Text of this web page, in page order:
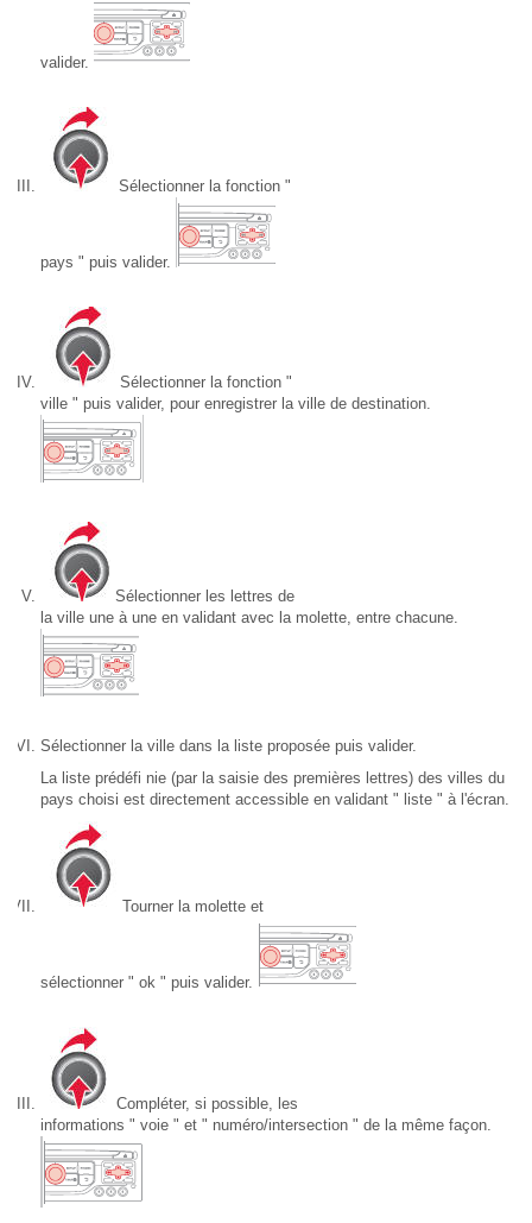
valider.
Sélectionner la fonction "
pays " puis valider.
Sélectionner la fonction "
ville " puis valider, pour enregistrer la ville de destination.
Sélectionner les lettres de
la ville une à une en validant avec la molette, entre chacune.
Sélectionner la ville dans la liste proposée puis valider.
La liste prédéfi nie (par la saisie des premières lettres) des villes du
pays choisi est directement accessible en validant " liste " à l'écran.
Tourner la molette et
sélectionner " ok " puis valider.
Compléter, si possible, les
informations " voie " et " numéro/intersection " de la même façon.